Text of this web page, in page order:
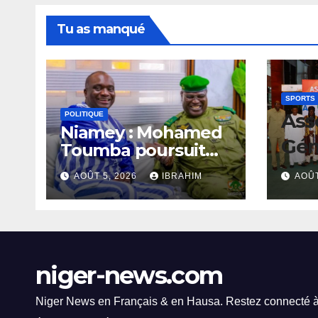
Tu as manqué
POLITIQUE
Niamey : Mohamed
Toumba poursuit
les audiences
AOÛT 5, 2026 IBRAHIM
SPORTS
niger-news.com
Niger News en Français & en Hausa. Restez connecté